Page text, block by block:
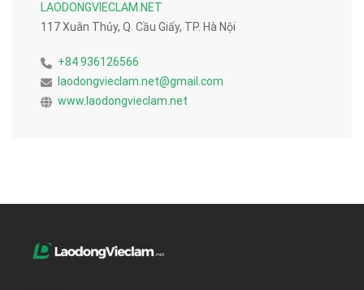
LAODONGVIECLAM.NET
117 Xuân Thủy, Q. Cầu Giấy, TP. Hà Nội
+84 936126566
laodongvieclam.net@gmail.com
www.laodongvieclam.net